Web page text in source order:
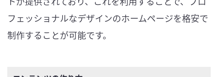
フェッショナルなデザインのホームページを格安で
制作することが可能です。